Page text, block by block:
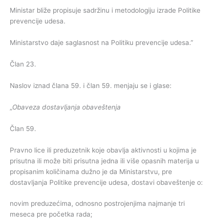
Ministar bliže propisuje sadržinu i metodologiju izrade Politike
prevencije udesa.
Ministarstvo daje saglasnost na Politiku prevencije udesa.”
Član 23.
Naslov iznad člana 59. i član 59. menjaju se i glase:
„ Obaveza dostavljanja obaveštenja
Član 59.
Pravno lice ili preduzetnik koje obavlja aktivnosti u kojima je
prisutna ili može biti prisutna jedna ili više opasnih materija u
propisanim količinama dužno je da Ministarstvu, pre
dostavljanja Politike prevencije udesa, dostavi obaveštenje o:
novim preduzećima, odnosno postrojenjima najmanje tri
meseca pre početka rada;